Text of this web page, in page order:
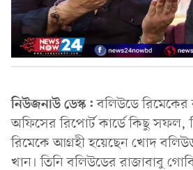
নিউজনাউ ডেস্ক:বলিউডে রিমেকের
অফিসের রিপোর্ট কার্ডে কিছু সফল,
রিমেকে আগ্রহী হয়েছেন খোদ
খান। তিনি বলিউডের রাজাবাবু